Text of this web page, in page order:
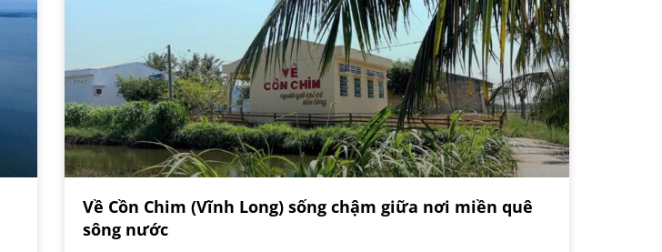
Về Cồn Chim (Vĩnh Long) sống chậm giữa nơi miền quê
sông nước